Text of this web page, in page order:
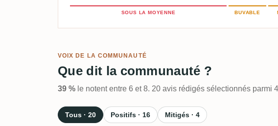
SOUS LA MOYENNE BUVABLE
VOIX DE LA COMMUNAUTÉ
Que dit la communauté ?
39 % le notent entre 6 et 8. 20 avis rédigés sélectionnés
Tous · 20 Positifs · 16 Mitigés · 4